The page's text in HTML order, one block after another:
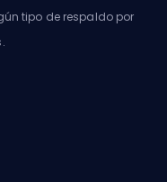
tipo de respaldo por